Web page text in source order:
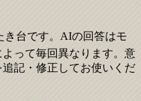
台です。AIの回答はモ
って毎回異なります。意
記・修正してお使いくだ